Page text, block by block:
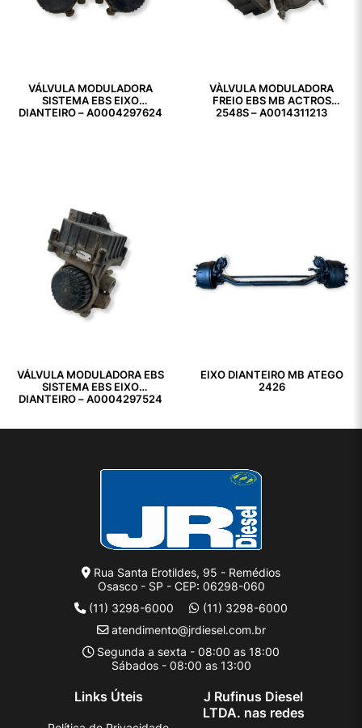
VÁLVULA MODULADORA
SISTEMA EBS EIXO
DIANTEIRO – A0004297624
VÀLVULA MODULADORA
FREIO EBS MB ACTROS
2548S – A0014311213
VÁLVULA MODULADORA EBS
SISTEMA EBS EIXO
DIANTEIRO – A0004297524
EIXO DIANTEIRO MB ATEGO
2426
Rua Santa Erotildes, 95 - Remédios
Osasco - SP - CEP: 06298-060
(11) 3298-6000
(11) 3298-6000
atendimento@jrdiesel.com.br
Segunda a sexta - 08:00 as 18:00
Sábados - 08:00 as 13:00
Links Úteis
J Rufinus Diesel
LTDA. nas redes